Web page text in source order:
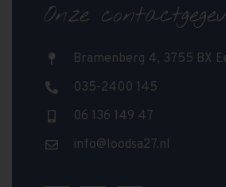
Onze
Bramenberg 4, 3755 BX
035-2400 145
06 136 149 47
info@loodsa27.nl